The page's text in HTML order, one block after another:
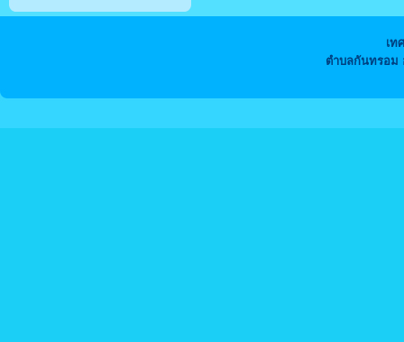
เท
ตำบลกันทรอม